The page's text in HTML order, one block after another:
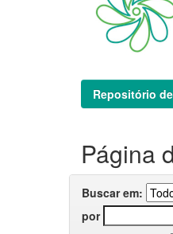
Repositório
Página
Buscar em:
por